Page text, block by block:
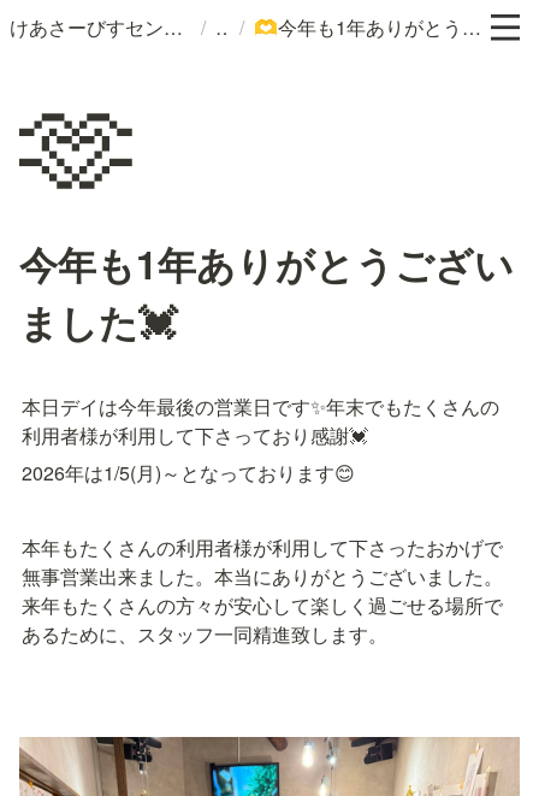
けあさーびすセンターつぶら / / 🫶 今年も1年ありがとうございました💓
🫶
今年も1年ありがとうござい
ました💓
本日デイは今年最後の営業日です✨年末でもたくさんの
利用者様が利用して下さっており感謝💓
2026年は1/5(月)～となっております😊
本年もたくさんの利用者様が利用して下さったおかげで
無事営業出来ました。本当にありがとうございました。
来年もたくさんの方々が安心して楽しく過ごせる場所で
あるために、スタッフ一同精進致します。